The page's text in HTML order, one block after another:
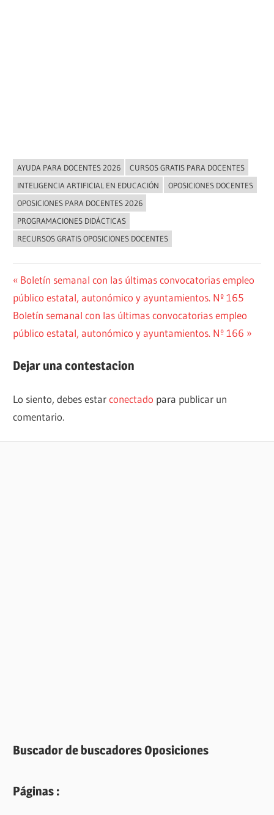
NOVEDADES
AYUDA PARA DOCENTES 2026
CURSOS GRATIS PARA DOCENTES
INTELIGENCIA ARTIFICIAL EN EDUCACIÓN
OPOSICIONES DOCENTES
OPOSICIONES PARA DOCENTES 2026
PROGRAMACIONES DIDÁCTICAS
RECURSOS GRATIS OPOSICIONES DOCENTES
Navegación
de
entradas
Entrada
anterior:
Boletín semanal con las últimas convocatorias empleo
público estatal, autonómico y ayuntamientos. Nº 165
Siguiente
entrada:
Boletín semanal con las últimas convocatorias empleo
público estatal, autonómico y ayuntamientos. Nº 166
Dejar una contestacion
Lo siento, debes estarconectado para publicar un
comentario.
Buscador de buscadores Oposiciones
Páginas :